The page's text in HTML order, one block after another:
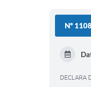
Nº
DECLARA